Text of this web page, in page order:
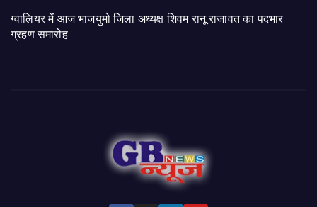
ग्वालियर में आज भाजयुमो जिला अध्यक्ष शिवम रानू राजावत का पदभार
ग्रहण समारोह